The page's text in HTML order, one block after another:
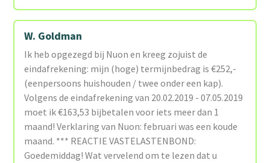
W. Goldman
Ik heb opgezegd bij Nuon en kreeg zojuist de
eindafrekening: mijn (hoge) termijnbedrag is €252,-
(eenpersoons huishouden / twee onder een kap).
Volgens de eindafrekening van 20.02.2019 - 07.05.2019
moet ik €163,53 bijbetalen voor iets meer dan 1
maand! Verklaring van Nuon: februari was een koude
maand. *** REACTIE VASTELASTENBOND:
Goedemiddag! Wat vervelend om te lezen dat u